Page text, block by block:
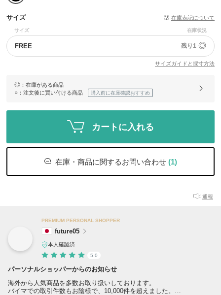
サイズ 在庫表記について
サイズ 在庫状況
FREE 残り1 ◎
サイズガイドと採寸方法
◎ ：在庫がある商品
○ ：注文後に買い付ける商品 購入前に在庫確認おすすめ
カートに入れる
在庫・商品に関するお問い合わせ (1)
通報
PREMIUM PERSONAL SHOPPER
future05
本人確認済
5.0
パーソナルショッパーからのお知らせ
海外から人気商品を多数お取り扱いしております。
バイマでの取引件数もお陰様で、10,000件を超えました。